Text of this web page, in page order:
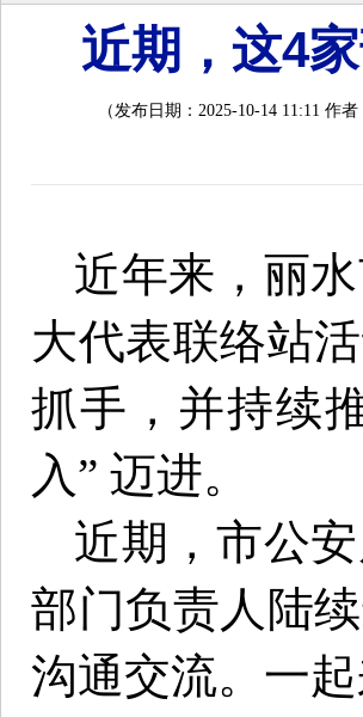
近期，这4
（发布日期：2025-10-14 11:11
近年来，丽
大代表联络站
抓手，并持续
入” 迈进。
近期，市公
部门负责人陆
沟通交流。一